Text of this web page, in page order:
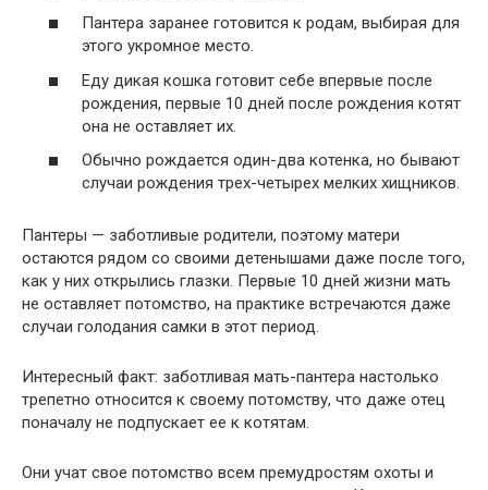
Пантера заранее готовится к родам, выбирая для
этого укромное место.
Еду дикая кошка готовит себе впервые после
рождения, первые 10 дней после рождения котят
она не оставляет их.
Обычно рождается один-два котенка, но бывают
случаи рождения трех-четырех мелких хищников.
Пантеры — заботливые родители, поэтому матери
остаются рядом со своими детенышами даже после того,
как у них открылись глазки. Первые 10 дней жизни мать
не оставляет потомство, на практике встречаются даже
случаи голодания самки в этот период.
Интересный факт: заботливая мать-пантера настолько
трепетно ​​относится к своему потомству, что даже отец
поначалу не подпускает ее к котятам.
Они учат свое потомство всем премудростям охоты и